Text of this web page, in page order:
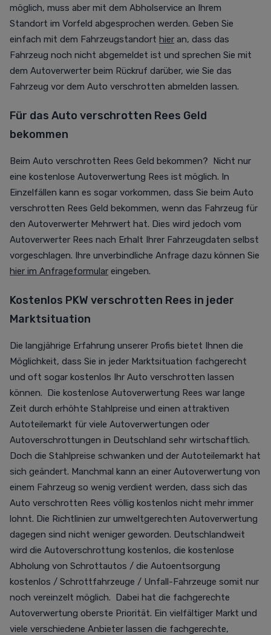
möglich, muss aber mit dem Abholservice an Ihrem
Standort im Vorfeld abgesprochen werden. Geben Sie
einfach mit dem Fahrzeugstandort hier an, dass das
Fahrzeug noch nicht abgemeldet ist und sprechen Sie mit
dem Autoverwerter beim Rückruf darüber, wie Sie das
Fahrzeug vor dem Auto verschrotten abmelden lassen.
Für das Auto verschrotten Rees Geld
bekommen
Beim Auto verschrotten Rees Geld bekommen? Nicht nur
eine kostenlose Autoverwertung Rees ist möglich. In
Einzelfällen kann es sogar vorkommen, dass Sie beim Auto
verschrotten Rees Geld bekommen, wenn das Fahrzeug für
den Autoverwerter Mehrwert hat. Dies wird jedoch vom
Autoverwerter Rees nach Erhalt Ihrer Fahrzeugdaten selbst
vorgeschlagen. Ihre unverbindliche Anfrage dazu können Sie
hier im Anfrageformular eingeben.
Kostenlos PKW verschrotten Rees in jeder
Marktsituation
Die langjährige Erfahrung unserer Profis bietet Ihnen die
Möglichkeit, dass Sie in jeder Marktsituation fachgerecht
und oft sogar kostenlos Ihr Auto verschrotten lassen
können. Die kostenlose Autoverwertung Rees war lange
Zeit durch erhöhte Stahlpreise und einen attraktiven
Autoteilemarkt für viele Autoverwertungen oder
Autoverschrottungen in Deutschland sehr wirtschaftlich.
Doch die Stahlpreise schwanken und der Autoteilemarkt hat
sich geändert. Manchmal kann an einer Autoverwertung von
einem Fahrzeug so wenig verdient werden, dass sich das
Auto verschrotten Rees völlig kostenlos nicht mehr immer
lohnt. Die Richtlinien zur umweltgerechten Autoverwertung
dagegen sind nicht weniger geworden. Deutschlandweit
wird die Autoverschrottung kostenlos, die kostenlose
Abholung von Schrottautos / die Autoentsorgung
kostenlos / Schrottfahrzeuge / Unfall-Fahrzeuge somit nur
noch vereinzelt möglich. Dabei hat die fachgerechte
Autoverwertung oberste Priorität. Ein vielfältiger Markt und
viele verschiedene Anbieter lassen die fachgerechte,